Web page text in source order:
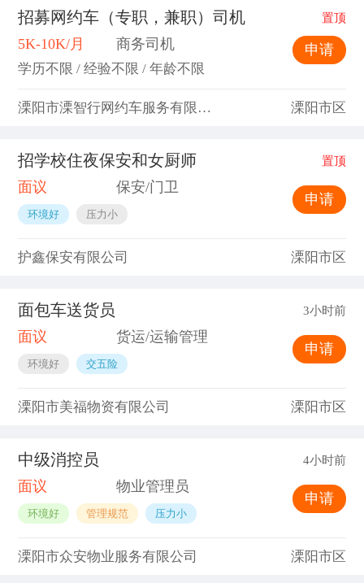
招募网约车（专职，兼职）司机 置顶
5K-10K/月 商务司机
学历不限 / 经验不限 / 年龄不限
申请
溧阳市溧智行网约车服务有限公司 溧阳市区
招学校住夜保安和女厨师 置顶
面议 保安/门卫
环境好 压力小
申请
护鑫保安有限公司 溧阳市区
面包车送货员 3小时前
面议 货运/运输管理
环境好 交五险
申请
溧阳市美福物资有限公司 溧阳市区
中级消控员 4小时前
面议 物业管理员
环境好 管理规范 压力小
申请
溧阳市众安物业服务有限公司 溧阳市区